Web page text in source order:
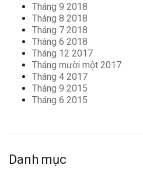
Tháng 9 2018
Tháng 8 2018
Tháng 7 2018
Tháng 6 2018
Tháng 12 2017
Tháng mười một 2017
Tháng 4 2017
Tháng 9 2015
Tháng 6 2015
Danh mục